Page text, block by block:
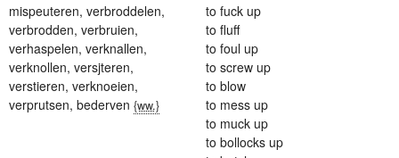
mispeuteren, verbroddelen,
verbrodden, verbruien,
verhaspelen, verknallen,
verknollen, versjteren,
verstieren, verknoeien,
verprutsen, bederven {ww.}
to fuck up
to fluff
to foul up
to screw up
to blow
to mess up
to muck up
to bollocks up